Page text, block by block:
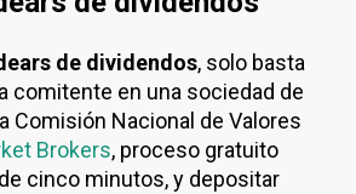
de dividendos, solo basta
comitente en una sociedad de
Comisión Nacional de Valores
Brokers, proceso gratuito
cinco minutos, y depositar